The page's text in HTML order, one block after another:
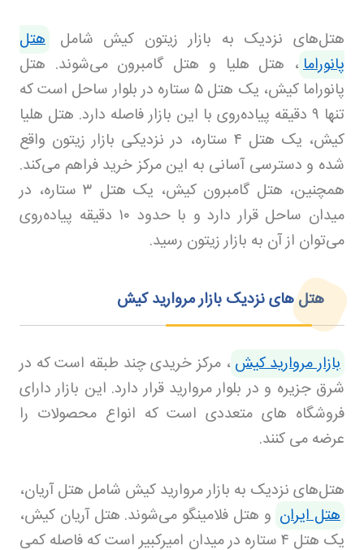
هتل‌های نزدیک به بازار زیتون کیش شامل
هتل
پانوراما، هتل هلیا و هتل گامبرون می‌شوند. هتل
پانوراما کیش، یک هتل۵ ستاره در بلوار ساحل است که
تنها ۹ دقیقه پیاده‌روی با این بازار فاصله دارد. هتل هلیا
کیش، یک هتل ۴ ستاره، در نزدیکی بازار زیتون واقع
شده و دسترسی آسانی به این مرکز خرید فراهم می‌کند.
همچنین، هتل گامبرون کیش، یک هتل ۳ ستاره، در
میدان ساحل قرار دارد و با حدود ۱۰ دقیقه پیاده‌روی
می‌توان از آن به بازار زیتون رسید.
هتل‌ های نزدیک بازار مروارید کیش
بازار مروارید کیش ، مرکز خریدی چند طبقه است که در
شرق جزیره و در بلوار مروارید قرار دارد. این بازار دارای
فروشگاه های متعددی است که انواع محصولات را
عرضه می کنند.
هتل‌های نزدیک به بازار مروارید کیش شامل هتل آریان،
هتل ایران و هتل فلامینگو می‌شوند. هتل آریان کیش،
یک هتل ۴ستاره در میدان امیرکبیر است که فاصله کمی